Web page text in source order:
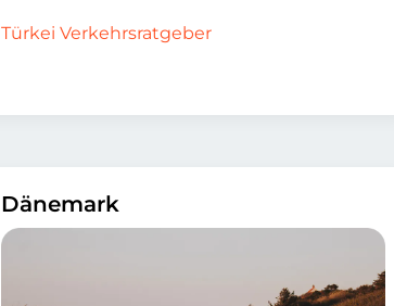
Türkei Verkehrsratgeber
Dänemark